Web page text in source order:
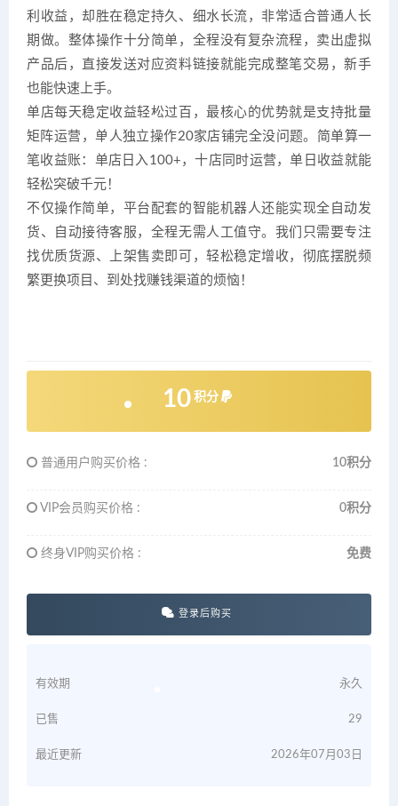
利收益，却胜在稳定持久、细水长流，非常适合普通人长
期做。整体操作十分简单，全程没有复杂流程，卖出虚拟
产品后，直接发送对应资料链接就能完成整笔交易，新手
也能快速上手。
单店每天稳定收益轻松过百，最核心的优势就是支持批量
矩阵运营，单人独立操作20家店铺完全没问题。简单算一
笔收益账：单店日入100+，十店同时运营，单日收益就能
轻松突破千元！
不仅操作简单，平台配套的智能机器人还能实现全自动发
货、自动接待客服，全程无需人工值守。我们只需要专注
找优质货源、上架售卖即可，轻松稳定增收，彻底摆脱频
繁更换项目、到处找赚钱渠道的烦恼！
10 积分
普通用户购买价格 : 10积分
VIP会员购买价格 : 0积分
终身VIP购买价格 : 免费
登录后购买
有效期 永久
已售 29
最近更新 2026年07月03日